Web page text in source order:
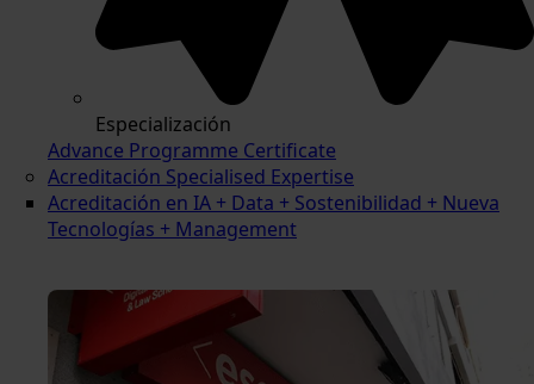
Especialización
Advance Programme Certificate
Acreditación Specialised Expertise
Acreditación en IA + Data + Sostenibilidad + Nueva
Tecnologías + Management